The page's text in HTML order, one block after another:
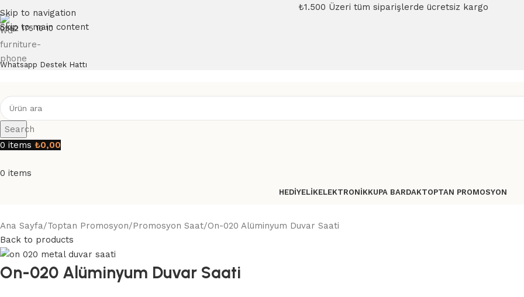
Skip to navigation
Skip to main content
₺1.500 Üzeri tüm siparişlerde ücretsiz kargo
0552 175 10 10
Whatsapp Destek Hattı
Search
0 items ₺0,00
0 items
HEDIYELIKELEKTRONIKKUPA BARDAKTOPTAN PROMOSYON
Ana Sayfa Toptan Promosyon Promosyon Saat On-020 Alüminyum Duvar Saati
Back to products
On-020 Alüminyum Duvar Saati